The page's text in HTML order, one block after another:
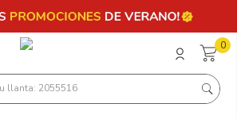
0
tu llanta: 2055516